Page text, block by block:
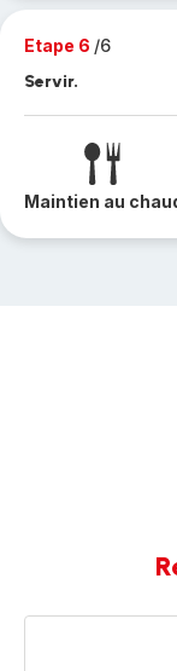
Etape 6 /6
Servir.
Maintien au